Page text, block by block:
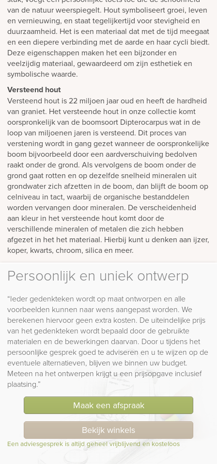
van de natuur weerspiegelt. Hout symboliseert groei, leven
en vernieuwing, en staat tegelijkertijd voor stevigheid en
duurzaamheid. Het is een materiaal dat met de tijd meegaat
en een diepere verbinding met de aarde en haar cycli biedt.
Deze eigenschappen maken het een bijzonder en
veelzijdig materiaal, gewaardeerd om zijn esthetiek en
symbolische waarde.
Versteend hout
Versteend hout is 22 miljoen jaar oud en heeft de hardheid
van graniet. Het versteende hout in onze collectie komt
oorspronkelijk van de boomsoort Dipterocarpus wat in de
loop van miljoenen jaren is versteend. Dit proces van
verstening wordt in gang gezet wanneer de oorspronkelijke
boom bijvoorbeeld door een aardverschuiving bedolven
raakt onder de grond. Als vervolgens de boom onder de
grond gaat rotten en op dezelfde snelheid mineralen uit
grondwater zich afzetten in de boom, dan blijft de boom op
celniveau in tact, waarbij de organische bestanddelen
worden vervangen door mineralen. De verscheidenheid
aan kleur in het versteende hout komt door de
verschillende mineralen of metalen die zich hebben
afgezet in het het materiaal. Hierbij kunt u denken aan ijzer,
koper, kwarts, chroom, silica en meer.
Persoonlijk en uniek ontwerp
“Ieder gedenkteken wordt op maat ontworpen en alle
voorbeelden kunnen naar wens aangepast worden. We
berekenen hiervoor geen extra kosten. De uiteindelijke prijs
van het gedenkteken wordt bepaald door de gebruikte
materialen en de bewerkingen daarvan. Door u tijdens het
persoonlijke gesprek goed te adviseren en u te wijzen op de
eventuele alternatieven, blijven we binnen uw budget.
Meteen na het ontwerpen krijgt u een prijsopgave inclusief
plaatsing.”
Maak een afspraak
Bekijk winkels
Een adviesgesprek is altijd geheel vrijblijvend en kosteloos